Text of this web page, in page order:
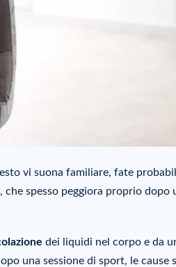
vi suona familiare, fate
spesso peggiora proprio dopo
dei liquidi nel corpo e da
una sessione di sport, le cause